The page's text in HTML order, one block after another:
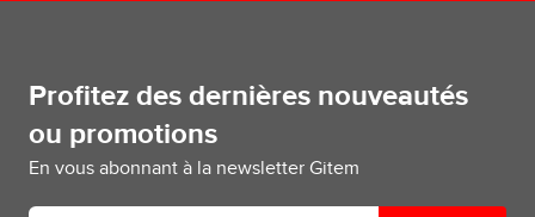
Profitez des dernières nouveautés
ou promotions
En vous abonnant à la newsletter Gitem